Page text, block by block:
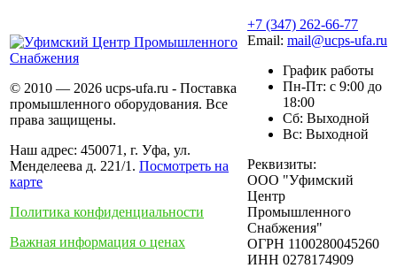
© 2010 — 2026 ucps-ufa.ru - Поставка
промышленного оборудования. Все
права защищены.
Наш адрес: 450071, г. Уфа, ул.
Менделеева д. 221/1. Посмотреть на
карте
Политика конфиденциальности
Важная информация о ценах
+7 (347) 262-66-77
Email: mail@ucps-ufa.ru
График работы
Пн-Пт: с 9:00 до
18:00
Сб: Выходной
Вс: Выходной
Реквизиты:
ООО "Уфимский
Центр
Промышленного
Снабжения"
ОГРН 1100280045260
ИНН 0278174909